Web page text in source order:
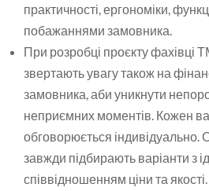
практичності, ергономіки,
побажаннями замовника.
При розробці проєкту фахівці
звертають увагу також на
замовника, аби уникнути
неприємних моментів. Кожен
обговорюється індивідуально.
завжди підбирають варіанти з
співвідношенням ціни та